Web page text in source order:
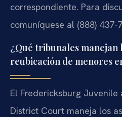
correspondiente. Para
comuníquese al (888) 437-
¿Qué tribunales manejan
reubicación de menores
El Fredericksburg Juvenile
District Court maneja los